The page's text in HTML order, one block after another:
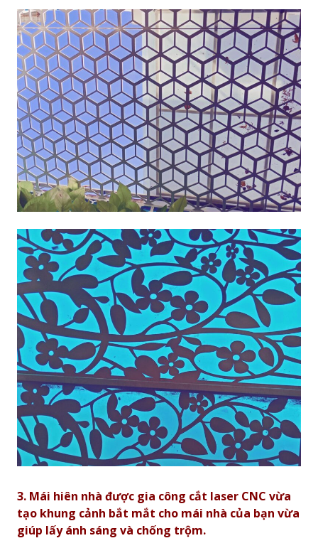
3. Mái hiên nhà được gia công cắt laser CNC vừa
tạo khung cảnh bắt mắt cho mái nhà của bạn vừa
giúp lấy ánh sáng và chống trộm.